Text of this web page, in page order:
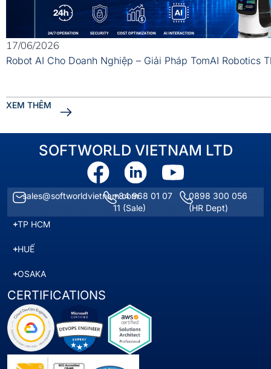
17/06/2026
Robot AI Cho Doanh Nghiệp – Giải Pháp TomAI Robotics
XEM THÊM
SOFTWORLD VIETNAM LTD
sales@softworldvietnam.com+84 968 01 07
11 (Sale)
0898 300 056
(HR Dept)
TP HCM
HUẾ
OSAKA
CERTIFICATIONS